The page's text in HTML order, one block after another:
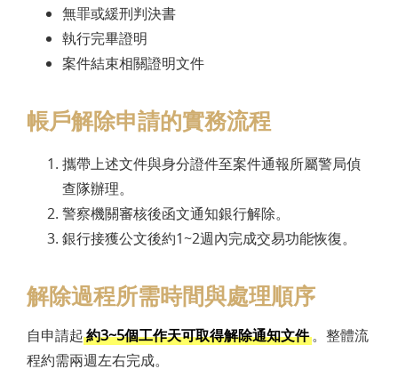
無罪或緩刑判決書
執行完畢證明
案件結束相關證明文件
帳戶解除申請的實務流程
攜帶上述文件與身分證件至案件通報所屬警局偵
查隊辦理。
警察機關審核後函文通知銀行解除。
銀行接獲公文後約1~2週內完成交易功能恢復。
解除過程所需時間與處理順序
自申請起約3~5個工作天可取得解除通知文件。整體流
程約需兩週左右完成。